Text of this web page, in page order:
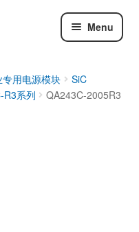
Menu
用电源模块
SiC
R3系列 QA243C-2005R3